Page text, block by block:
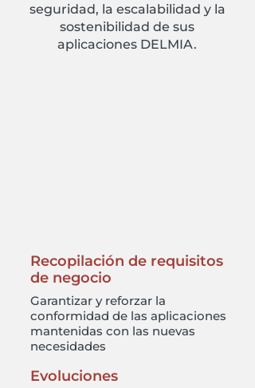
seguridad, la escalabilidad y la
sostenibilidad de sus
aplicaciones DELMIA.
Recopilación de requisitos
de negocio
Garantizar y reforzar la
conformidad de las aplicaciones
mantenidas con las nuevas
necesidades
Evoluciones